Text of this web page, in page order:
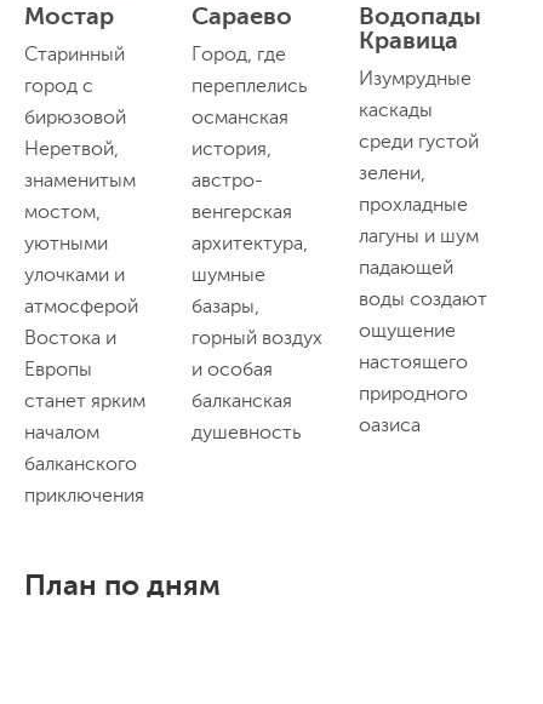
Мостар
Старинный
город с
бирюзовой
Неретвой,
знаменитым
мостом,
уютными
улочками и
атмосферой
Востока и
Европы
станет ярким
началом
балканского
приключения
Сараево
Город, где
переплелись
османская
история,
австро-
венгерская
архитектура,
шумные
базары,
горный воздух
и особая
балканская
душевность
Водопады
Кравица
Изумрудные
каскады
среди густой
зелени,
прохладные
лагуны и шум
падающей
воды создают
ощущение
настоящего
природного
оазиса
План по дням